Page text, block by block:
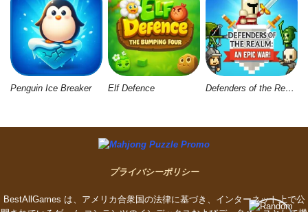
Penguin Ice Breaker Elf Defence Defenders of the Realm: An Epic War
プライバシーポリシー
BestAllGames は、アメリカ合衆国の法律に基づき、インターネット上で公